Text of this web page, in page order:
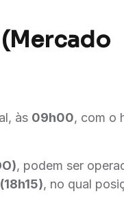
às 09h00, com o
, podem ser
, no qual